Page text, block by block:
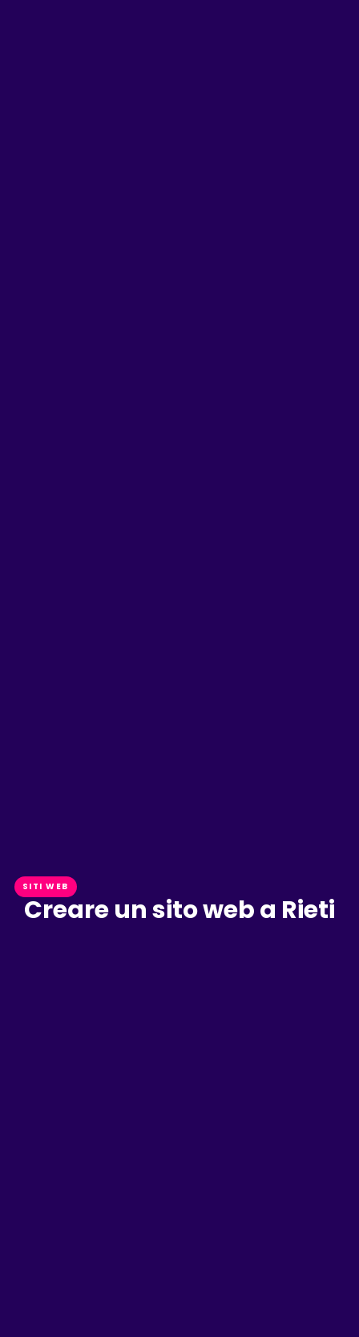
SITI WEB
Creare un sito web a Rieti